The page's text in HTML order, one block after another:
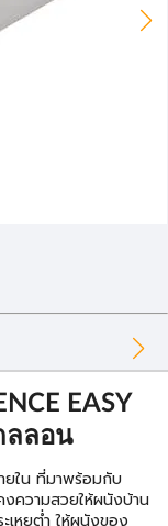
EASY
ลลอน
ยใน ที่มาพร้อมกับ
ความสวยให้ผนังบ้าน
หยต่ำ ให้ผนังของ